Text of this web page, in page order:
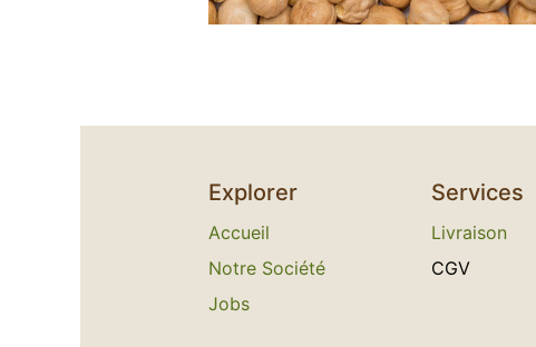
Explorer
Accueil
Notre Société
Jobs
Services
L​ivraison
C​GV